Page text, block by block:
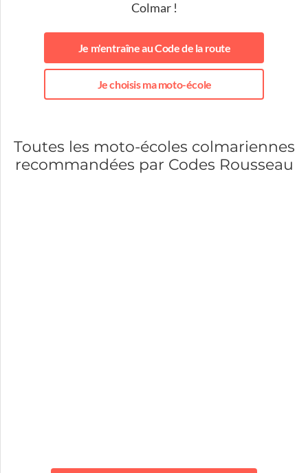
Colmar !
Je m'entraîne au Code de la route
Je choisis ma moto-école
Toutes les moto-écoles colmariennes
recommandées par Codes Rousseau